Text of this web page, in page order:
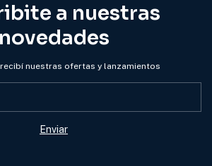
a nuestras
novedades
nuestras ofertas y lanzamientos